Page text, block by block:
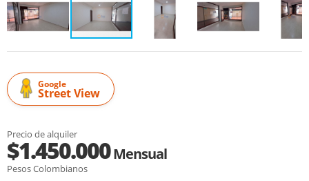
Google
Street View
Precio de alquiler
$1.450.000Mensual
Pesos Colombianos